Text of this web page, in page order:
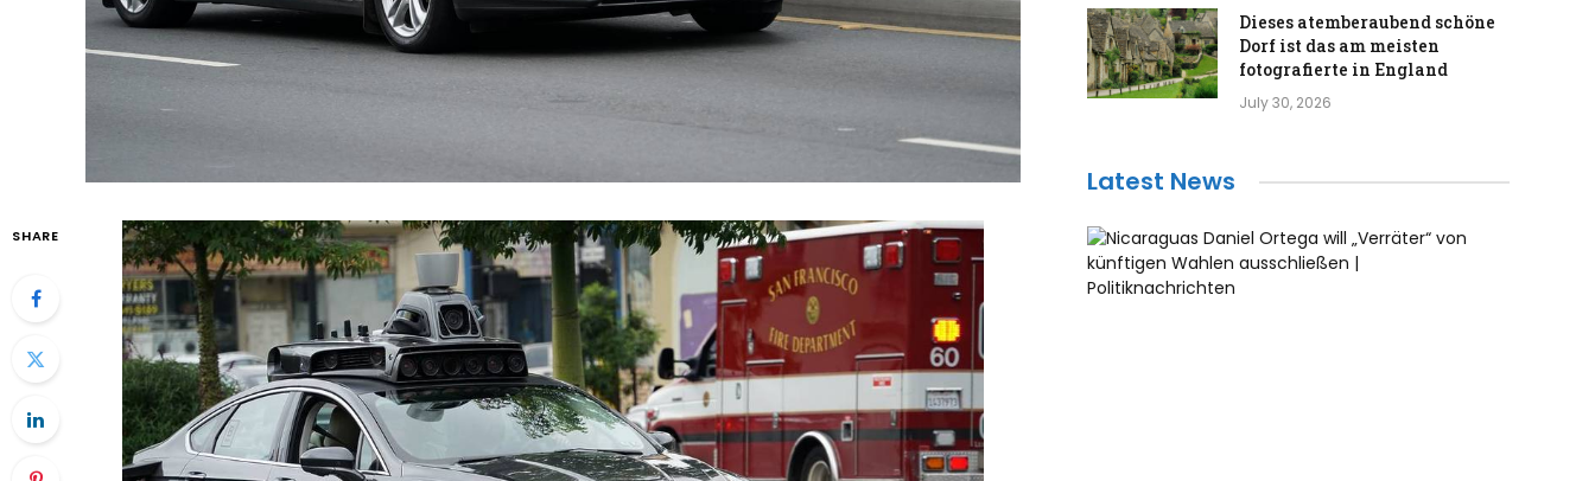
SHARE
Dieses atemberaubend schöne
Dorf ist das am meisten
fotografierte in England
July 30, 2026
Latest News